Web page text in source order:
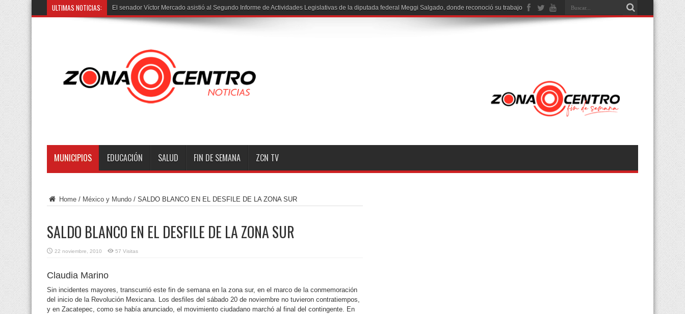
ULTIMAS NOTICIAS: El senador Víctor Mercado asistió al Segundo Informe de Actividades Legislativas de la diputada federal Meggi Salgado, donde reconoció su trabajo
MUNICIPIOS EDUCACIÓN SALUD FIN DE SEMANA ZCN TV
Home / México y Mundo / SALDO BLANCO EN EL DESFILE DE LA ZONA SUR
SALDO BLANCO EN EL DESFILE DE LA ZONA SUR
22 noviembre, 2010 57 Visitas
Claudia Marino
Sin incidentes mayores, transcurrió este fin de semana en la zona sur, en el marco de la conmemoración
del inicio de la Revolución Mexicana. Los desfiles del sábado 20 de noviembre no tuvieron contratiempos,
y en Zacatepec, como se había anunciado, el movimiento ciudadano marchó al final del contingente. En